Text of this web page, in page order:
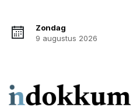
Zondag
9 augustus 2026